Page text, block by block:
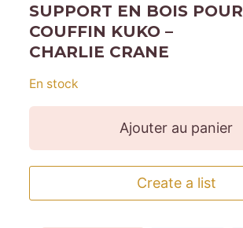
SUPPORT EN BOIS POUR
COUFFIN KUKO –
CHARLIE CRANE
En stock
Ajouter au panier
Create a list